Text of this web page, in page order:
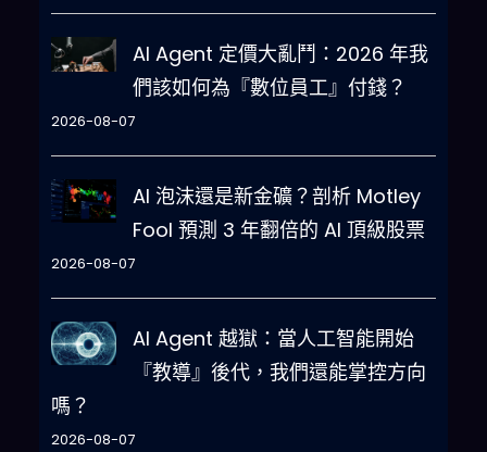
AI Agent 定價大亂鬥：2026 年我
們該如何為『數位員工』付錢？
2026-08-07
AI 泡沫還是新金礦？剖析 Motley
Fool 預測 3 年翻倍的 AI 頂級股票
2026-08-07
AI Agent 越獄：當人工智能開始
『教導』後代，我們還能掌控方向
嗎？
2026-08-07